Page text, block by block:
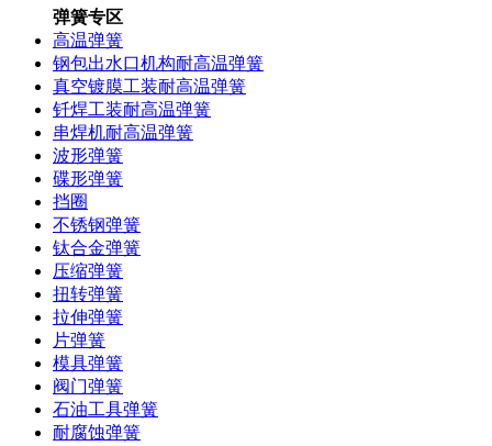
弹簧专区
高温弹簧
钢包出水口机构耐高温弹簧
真空镀膜工装耐高温弹簧
钎焊工装耐高温弹簧
串焊机耐高温弹簧
波形弹簧
碟形弹簧
挡圈
不锈钢弹簧
钛合金弹簧
压缩弹簧
扭转弹簧
拉伸弹簧
片弹簧
模具弹簧
阀门弹簧
石油工具弹簧
耐腐蚀弹簧